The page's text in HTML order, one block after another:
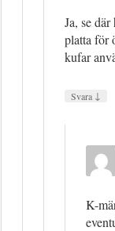
Ja, se
platta för
kufar
Svara ↓
K-